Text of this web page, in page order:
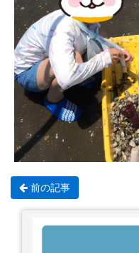
前の記事